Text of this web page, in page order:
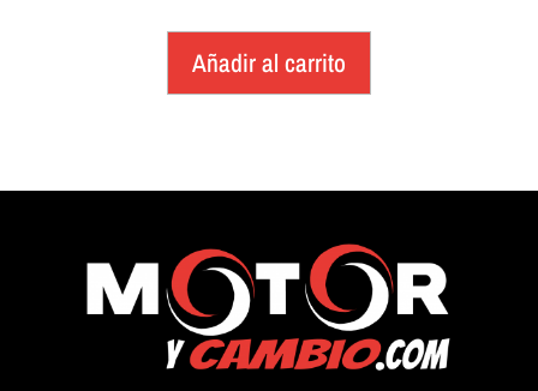
Añadir al carrito